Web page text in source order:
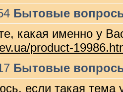
Бытовые
какая именно у
product-
Бытовые
если такая тема